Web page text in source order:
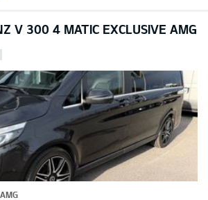
V 300 4 MATIC EXCLUSIVE AMG